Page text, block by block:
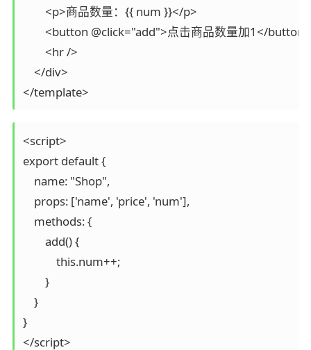
        <p>商品数量：{{ num }}</p>
        <button @click="add">点击商品数量加1</button>
        <hr />
    </div>
</template>
<script>
export default {
    name: "Shop",
    props: ['name', 'price', 'num'],
    methods: {
        add() {
            this.num++;
        }
    }
}
</script>